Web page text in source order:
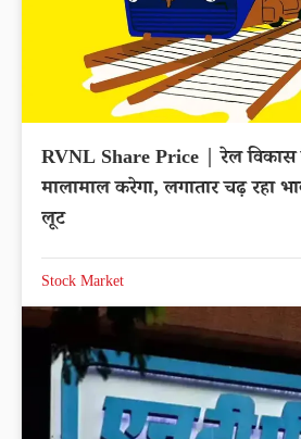
RVNL Share Price | रेल विकास
मालामाल करेगा, लगातार चढ़ रहा
लूट
Stock Market